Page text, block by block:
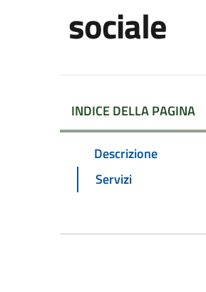
sociale
INDICE DELLA PAGINA
Descrizione
Servizi